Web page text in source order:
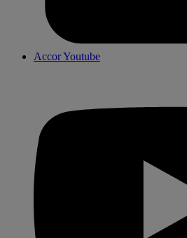
Accor Youtube